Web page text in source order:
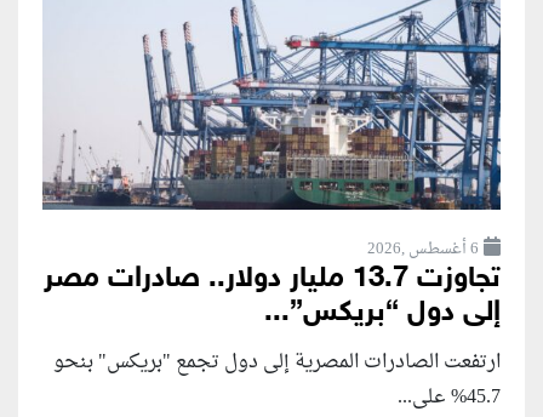
6 أغسطس ,2026
تجاوزت 13.7 مليار دولار.. صادرات مصر
إلى دول “بريكس”...
ارتفعت الصادرات المصرية إلى دول تجمع "بريكس" بنحو
45.7% على...